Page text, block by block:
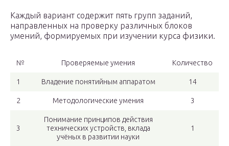
Каждый вариант содержит пять групп заданий,
направленных на проверку различных блоков
умений, формируемых при изучении курса физики.
№ Проверяемые умения Количество
1 Владение понятийным аппаратом 14
2 Методологические умения 3
3
Понимание принципов действия
технических устройств, вклада
учёных в развитии науки
1